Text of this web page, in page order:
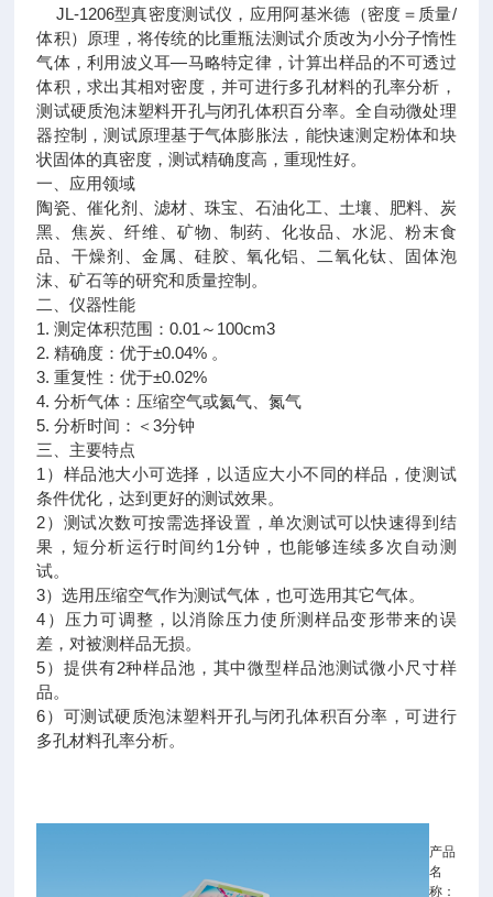
JL-1206型真密度测试仪，应用阿基米德（密度＝质量/
体积）原理，将传统的比重瓶法测试介质改为小分子惰性
气体，利用波义耳—马略特定律，计算出样品的不可透过
体积，求出其相对密度，并可进行多孔材料的孔率分析，
测试硬质泡沫塑料开孔与闭孔体积百分率。全自动微处理
器控制，测试原理基于气体膨胀法，能快速测定粉体和块
状固体的真密度，测试精确度高，重现性好。
一、应用领域
陶瓷、催化剂、滤材、珠宝、石油化工、土壤、肥料、炭
黑、焦炭、纤维、矿物、制药、化妆品、水泥、粉末食
品、干燥剂、金属、硅胶、氧化铝、二氧化钛、固体泡
沫、矿石等的研究和质量控制。
二、仪器性能
1. 测定体积范围：0.01～100cm3
2. 精确度：优于±0.04% 。
3. 重复性：优于±0.02%
4. 分析气体：压缩空气或氦气、氮气
5. 分析时间：＜3分钟
三、主要特点
1）样品池大小可选择，以适应大小不同的样品，使测试
条件优化，达到更好的测试效果。
2）测试次数可按需选择设置，单次测试可以快速得到结
果，短分析运行时间约1分钟，也能够连续多次自动测
试。
3）选用压缩空气作为测试气体，也可选用其它气体。
4）压力可调整，以消除压力使所测样品变形带来的误
差，对被测样品无损。
5）提供有2种样品池，其中微型样品池测试微小尺寸样
品。
6）可测试硬质泡沫塑料开孔与闭孔体积百分率，可进行
多孔材料孔率分析。
产品
名
称：